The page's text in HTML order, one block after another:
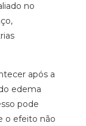
no
após a
edema
pode
o efeito não